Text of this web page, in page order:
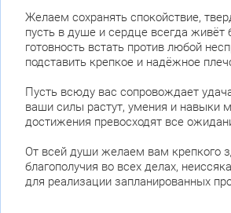
Желаем сохранять спокойствие,
пусть в душе и сердце всегда живёт
готовность встать против любой
подставить крепкое и надёжное
Пусть всюду вас сопровождает
ваши силы растут, умения и навыки
достижения превосходят все
От всей души желаем вам крепкого
благополучия во всех делах,
для реализации запланированных